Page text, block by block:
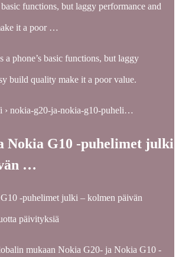
basic functions, but laggy performance and
it a poor …
a phone’s basic functions, but laggy
build quality make it a poor value.
› nokia-g20-ja-nokia-g10-puheli…
Nokia G10 -puhelimet julki
…
-puhelimet julki – kolmen päivän
päivityksiä
mukaan Nokia G20- ja Nokia G10 -